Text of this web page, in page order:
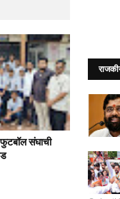
फुटबॉल संघाची